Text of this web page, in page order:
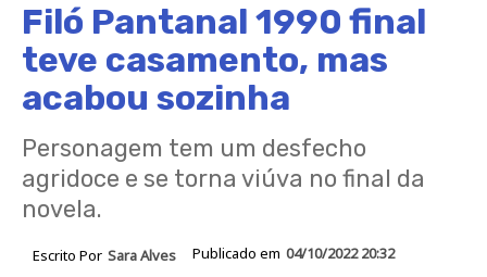
Filó Pantanal 1990 final
teve casamento, mas
acabou sozinha
Personagem tem um desfecho
agridoce e se torna viúva no final da
novela.
Escrito Por Sara Alves Publicado em 04/10/2022 20:32